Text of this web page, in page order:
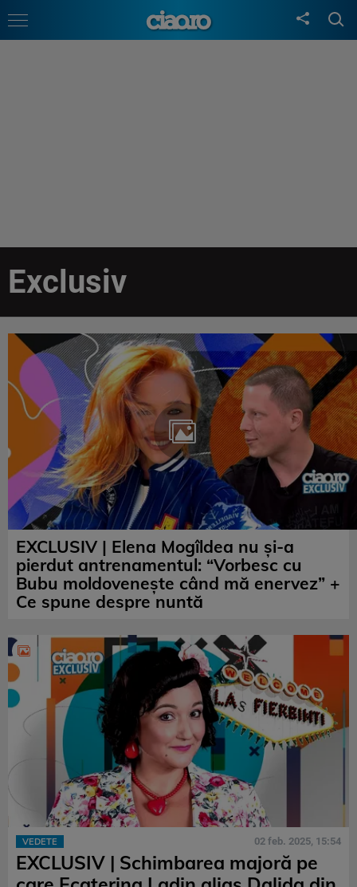
Exclusiv
EXCLUSIV | Elena Mogîldea nu și-a
pierdut antrenamentul: “Vorbesc cu
Bubu moldovenește când mă enervez” +
Ce spune despre nuntă
VEDETE 02 feb. 2025, 15:54
EXCLUSIV | Schimbarea majoră pe